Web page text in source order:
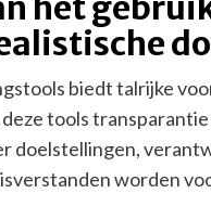
biedt talrijke
tools
doelstellingen,
worden